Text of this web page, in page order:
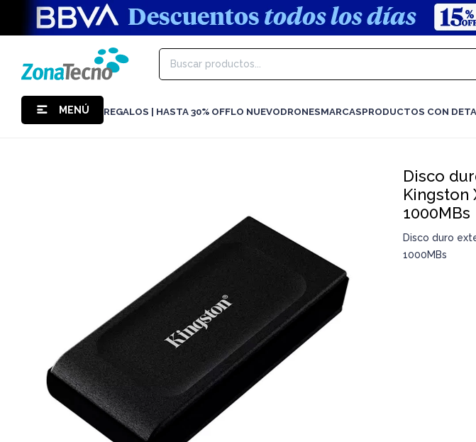
MENÚ REGALOS | HASTA 30% OFFLO NUEVODRONESMARCASPRODUCTOS CON
Disco
Kingston
1000MBs
Disco duro
1000MBs